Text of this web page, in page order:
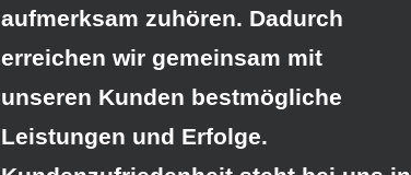
aufmerksam zuhören. Dadurch
erreichen wir gemeinsam mit
unseren Kunden bestmögliche
Leistungen und Erfolge.